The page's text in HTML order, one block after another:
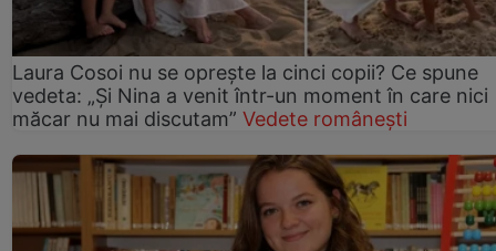
Laura Cosoi nu se oprește la cinci copii? Ce spune
vedeta: „Și Nina a venit într-un moment în care nici
măcar nu mai discutam” Vedete românești